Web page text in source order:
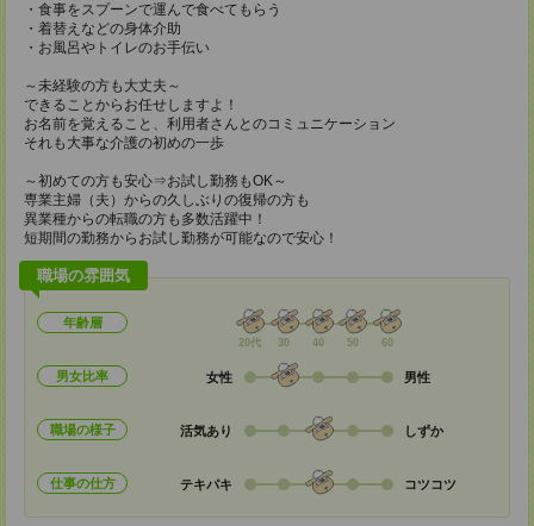
・食事をスプーンで運んで食べてもらう
・着替えなどの身体介助
・お風呂やトイレのお手伝い
～未経験の方も大丈夫～
できることからお任せしますよ！
お名前を覚えること、利用者さんとのコミュニケーション
それも大事な介護の初めの一歩
～初めての方も安心⇒お試し勤務もOK～
専業主婦（夫）からの久しぶりの復帰の方も
異業種からの転職の方も多数活躍中！
短期間の勤務からお試し勤務が可能なので安心！
職場の雰囲気
年齢層
20代 30 40 50 60
男女比率 女性 男性
職場の様子 活気あり しずか
仕事の仕方 テキパキ コツコツ